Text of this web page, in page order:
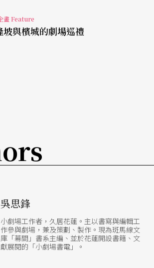
便能感覺到建築的莊嚴感。大會
予藝文想像的場所，陸續投入維
畫 Feature
坡與檳城的劇場巡禮
吳思鋒
小劇場工作者，久居花蓮。主以書寫與編輯工
作參與劇場，兼及策劃、製作。現為斑馬線文
庫「幕間」書系主編、並於花蓮開設書籍、文
獻展閱的「小劇場書電」。